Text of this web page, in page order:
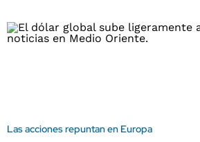
Las acciones repuntan en Europa